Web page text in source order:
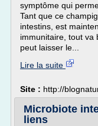
symptôme qui
Tant que ce
intestins, est
immunitaire, tout va
peut laisser le...
Lire la suite
Site : http://
Microbiote
liens